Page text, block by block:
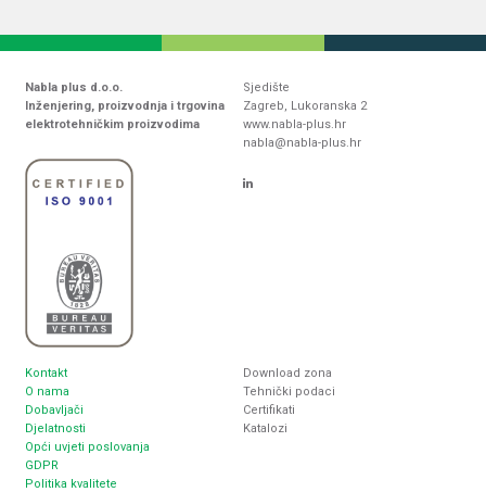
Nabla plus d.o.o.
Inženjering, proizvodnja i trgovina
elektrotehničkim proizvodima
Sjedište
Zagreb, Lukoranska 2
www.nabla-plus.hr
nabla@nabla-plus.hr
Kontakt
O nama
Dobavljači
Djelatnosti
Opći uvjeti poslovanja
GDPR
Politika kvalitete
Download zona
Tehnički podaci
Certifikati
Katalozi